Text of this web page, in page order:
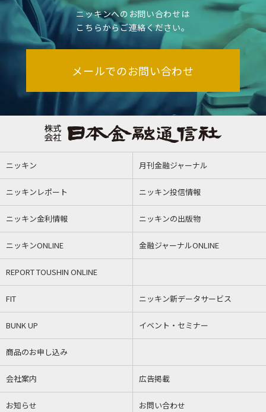
ニッキンへのお問い合わせは
こちらからご連絡ください。
メールでのお問い合わせ
ニッキン 月刊金融ジャーナル
ニッキンレポート ニッキン投信情報
ニッキン金利情報 ニッキンの出版物
ニッキンONLINE 金融ジャーナルONLINE
REPORT TOUSHIN ONLINE
FIT ニッキン新データサービス
BUNK UP イベント・セミナー
商品のお申し込み
会社案内 広告掲載
お知らせ お問い合わせ